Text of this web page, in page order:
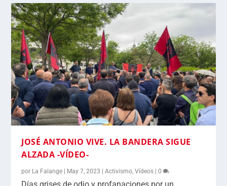
JOSÉ ANTONIO VIVE. LA BANDERA SIGUE
ALZADA -VÍDEO-
por La Falange May 7, 2023 |Activismo,Vídeos |0